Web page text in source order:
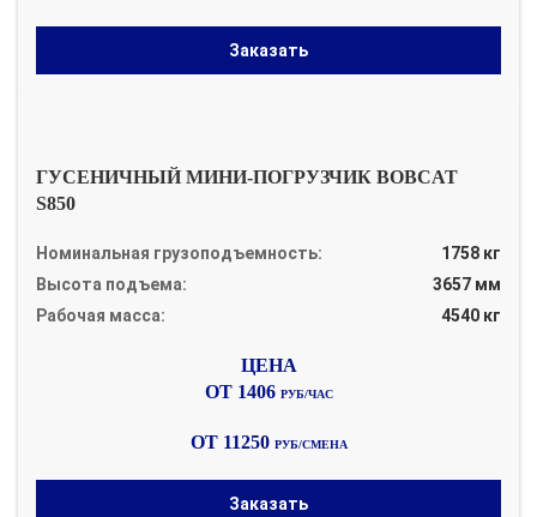
Заказать
ГУСЕНИЧНЫЙ МИНИ-ПОГРУЗЧИК BOBCAT
S850
Номинальная грузоподъемность:
1758 кг
Высота подъема:
3657 мм
Рабочая масса:
4540 кг
ОТ 1406 РУБ/ЧАС
ОТ 11250 РУБ/СМЕНА
Заказать